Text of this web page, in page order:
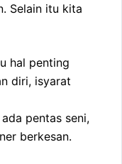
Selain itu kita
hal penting
diri, isyarat
pentas seni,
berkesan.